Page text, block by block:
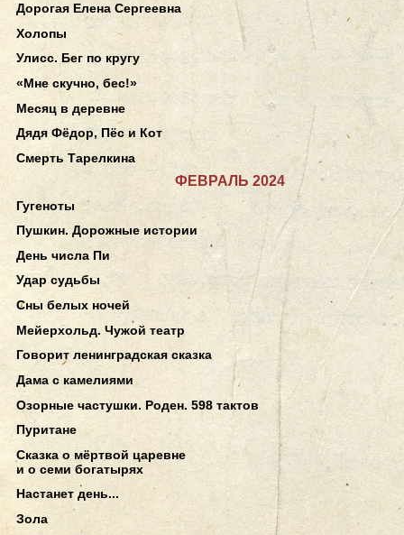
Дорогая Елена Сергеевна
Холопы
Улисс. Бег по кругу
«Мне скучно, бес!»
Месяц в деревне
Дядя Фёдор, Пёс и Кот
Смерть Тарелкина
ФЕВРАЛЬ 2024
Гугеноты
Пушкин. Дорожные истории
День числа Пи
Удар судьбы
Сны белых ночей
Мейерхольд. Чужой театр
Говорит ленинградская сказка
Дама с камелиями
Озорные частушки. Роден. 598 тактов
Пуритане
Сказка о мёртвой царевне
и о семи богатырях
Настанет день...
Зола